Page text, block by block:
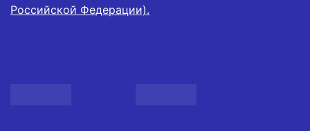
Российской Федерации).